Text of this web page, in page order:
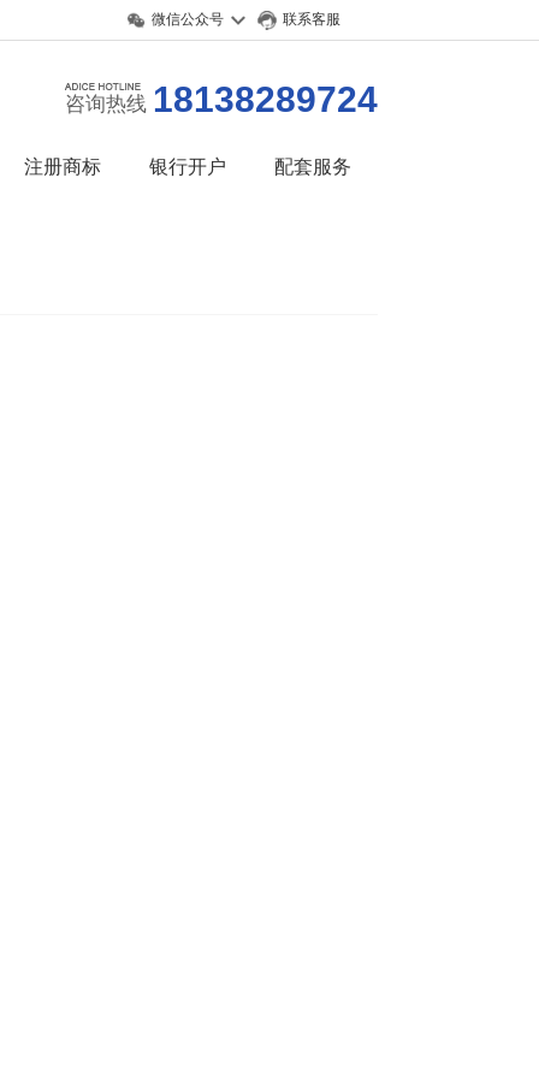
微信公众号 联系客服
咨询热线 18138289724
注册商标 银行开户 配套服务